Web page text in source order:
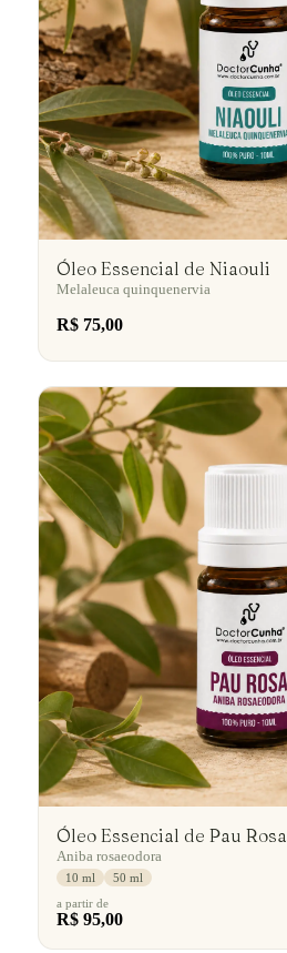
Óleo Essencial de Niaouli
Melaleuca quinquenervia
R$ 75,00
Óleo Essencial de Pau Rosa
Aniba rosaeodora
10 ml
50 ml
a partir de
R$ 95,00